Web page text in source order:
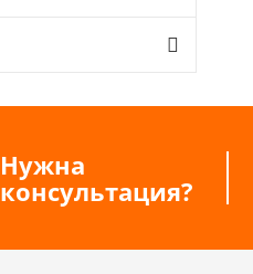
Нужна
консультация?